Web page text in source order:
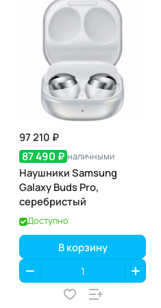
97 210 ₽
87 490 ₽ наличными
Наушники Samsung
Galaxy Buds Pro,
серебристый
Доступно
В корзину